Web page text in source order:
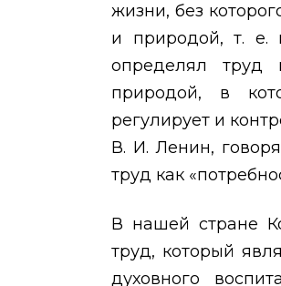
жизни, без
и природой, т. е.
определял труд
природой, в
регулирует и
В. И. Ленин,
труд как
В нашей стране
труд, который
духовного